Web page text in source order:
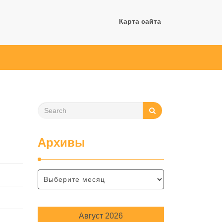
Карта сайта
Архивы
Август 2026